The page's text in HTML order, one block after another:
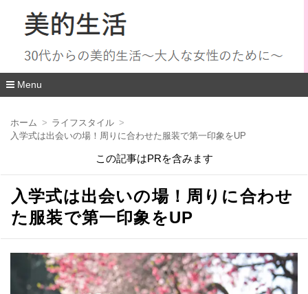
Menu
移
ホーム
ライフスタイル
入学式は出会いの場！周りに合わせた服装で第一印象をUP
この記事はPRを含みます
入学式は出会いの場！周りに合わせ
た服装で第一印象をUP